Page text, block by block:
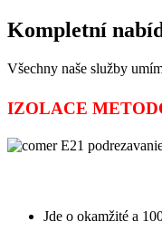
Kompletní
Všechny naše služby
IZOLACE
Jde o okamžité a